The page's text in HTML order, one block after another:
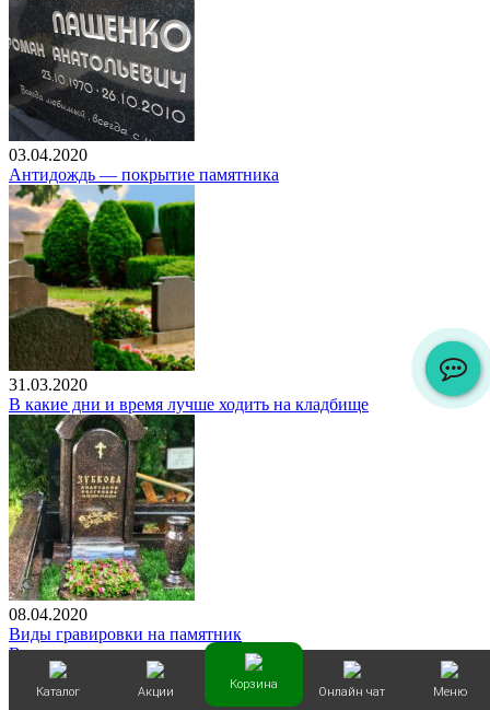
03.04.2020
Антидождь — покрытие памятника
31.03.2020
В какие дни и время лучше ходить на кладбище
08.04.2020
Виды гравировки на памятник
Все новости
О компании
Каталог Акции
Корзина
Онлайн чат Меню